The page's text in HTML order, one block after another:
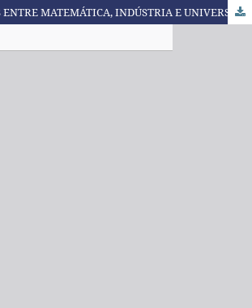
ARTICULAÇÕES ENTRE MATEMÁTICA, INDÚSTRIA E UNIVERSIDADE